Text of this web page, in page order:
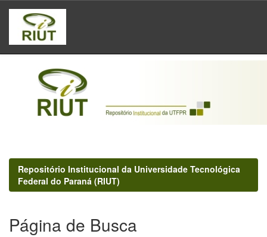
Skip
navigation
Repositório Institucional da Universidade Tecnológica
Federal do Paraná (RIUT)
Página de Busca